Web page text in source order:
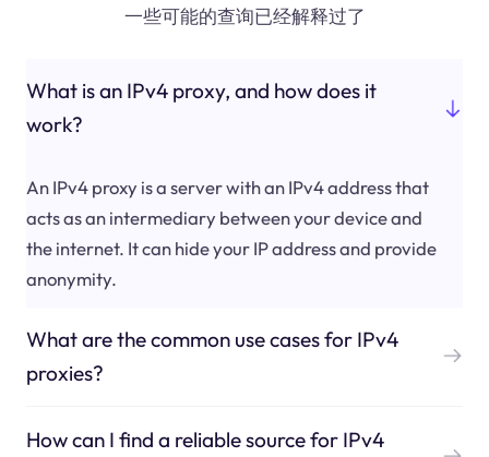
一些可能的查询已经解释过了
What is an IPv4 proxy, and how does it
work?
An IPv4 proxy is a server with an IPv4 address that
acts as an intermediary between your device and
the internet. It can hide your IP address and provide
anonymity.
What are the common use cases for IPv4
proxies?
How can I find a reliable source for IPv4